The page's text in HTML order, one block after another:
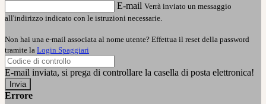
E-mail Verrà inviato un messaggio
all'indirizzo indicato con le istruzioni necessarie.
Non hai una e-mail associata al nome utente? Effettua il reset della password
tramite la Login Spaggiari
E-mail inviata, si prega di controllare la casella di posta elettronica!
Errore